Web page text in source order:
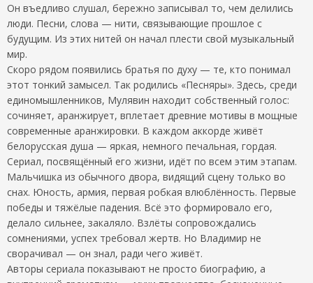
Он въедливо слушал, бережно записывал то, чем делились
люди. Песни, слова — нити, связывающие прошлое с
будущим. Из этих нитей он начал плести свой музыкальный
мир.
Скоро рядом появились братья по духу — те, кто понимал
этот тонкий замысел. Так родились «Песняры». Здесь, среди
единомышленников, Мулявин находит собственный голос:
сочиняет, аранжирует, вплетает древние мотивы в мощные
современные аранжировки. В каждом аккорде живёт
белорусская душа — яркая, немного печальная, гордая.
Сериал, посвящённый его жизни, идёт по всем этим этапам.
Мальчишка из обычного двора, видящий сцену только во
снах. Юность, армия, первая робкая влюблённость. Первые
победы и тяжёлые падения. Всё это формировало его,
делало сильнее, закаляло. Взлёты сопровождались
сомнениями, успех требовал жертв. Но Владимир не
сворачивал — он знал, ради чего живёт.
Авторы сериала показывают не просто биографию, а